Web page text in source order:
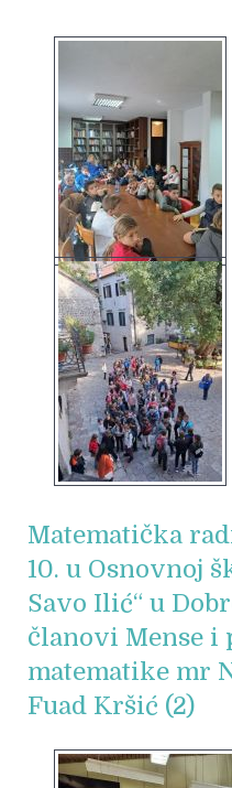
Matematička
10. u Osnovnoj
Savo Ilić“ u
članovi Mense i
matematike mr
Fuad Kršić (2)